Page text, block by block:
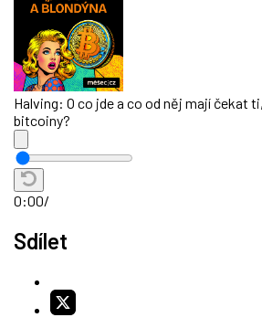
Halving: O co jde a co od něj mají čekat
bitcoiny?
0:00/
Sdílet